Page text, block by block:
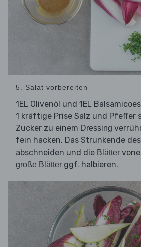
5. Salat vorbereiten
1EL Olivenöl und 1EL
1 kräftige Prise Salz und Pfeffer
Zucker zu einem Dressing
fein hacken. Das Strunkende des
abschneiden und die Blätter
große Blätter ggf. halbieren.